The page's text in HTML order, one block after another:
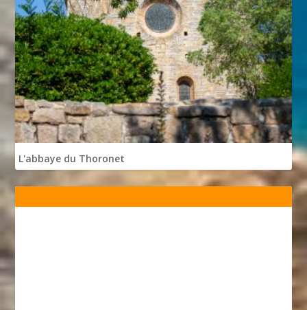
L'abbaye du Thoronet